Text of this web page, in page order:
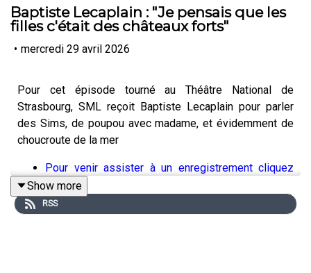
Baptiste Lecaplain : "Je pensais que les
filles c'était des châteaux forts"
• mercredi 29 avril 2026
Pour cet épisode tourné au Théâtre National de
Strasbourg, SML reçoit Baptiste Lecaplain pour parler
des Sims, de poupou avec madame, et évidemment de
choucroute de la mer
Pour venir assister à un enregistrement cliquez
super fort sur ce lien
Show more
RSS